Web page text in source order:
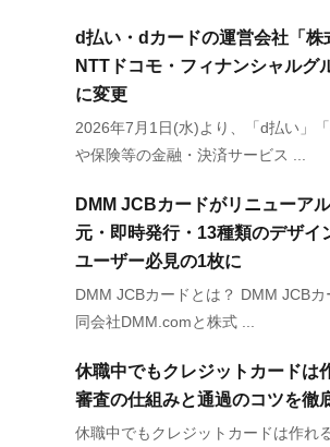
d払い・dカードの運営会社「株
NTTドコモ・フィナンシャルグ
に変更
2026年7月1日(水)より、「d払い」「
や保険等の金融・決済サービス ...
DMM JCBカードがリニューア
元・即時発行・13種類のデザイ
ユーザー必見の1枚に
DMM JCBカードとは？ DMM JCBカ
同会社DMM.comと株式 ...
休職中でもクレジットカードは
審査の仕組みと通過のコツを徹
休職中でもクレジットカードは作れ